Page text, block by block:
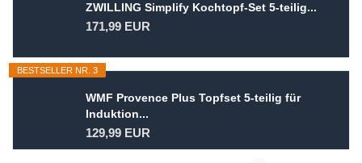
ZWILLING Simplify Kochtopf-Set 5-teilig...
171,99 EUR
BESTSELLER NR. 3
WMF Provence Plus Topfset 5-teilig für
Induktion...
129,99 EUR